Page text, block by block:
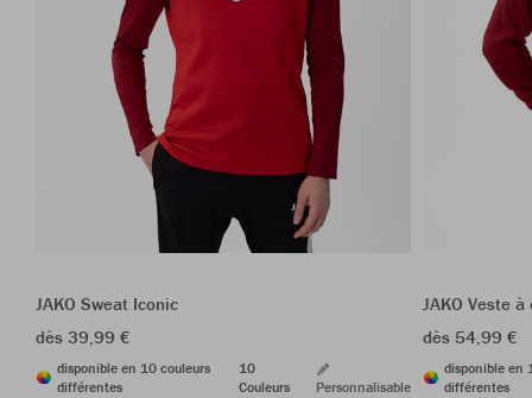
JAKO Sweat Iconic
dès 39,99 €
disponible en 10 couleurs
différentes
10
Couleurs
Personnalisable
JAKO Veste
dès 54,99 €
disponible en
différentes